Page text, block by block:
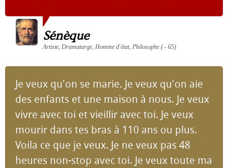
Sénèque
Artiste, Dramaturge, Homme d'état, Philosophe ( - 65)
Je veux qu'on se marie. Je veux qu'on aie
des enfants et une maison à nous. Je veux
vivre avec toi et vieillir avec toi. Je veux
mourir dans tes bras à 110 ans ou plus.
Voila ce que je veux. Je ne veux pas 48
heures non-stop avec toi. Je veux toute ma